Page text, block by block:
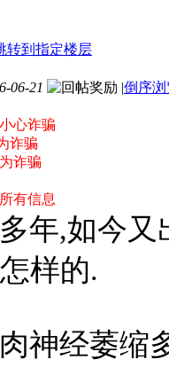
06-21 |倒序浏
心诈骗
诈骗
诈骗
有信息
年,如今又
样的.
神经萎缩